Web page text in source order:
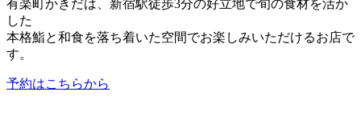
有楽町かきだは、新宿駅徒歩3分の好立地で旬の食材を活か
した
本格鮨と和食を落ち着いた空間でお楽しみいただけるお店で
す。
予約はこちらから